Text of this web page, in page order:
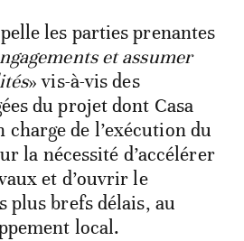
les parties prenantes
et assumer
» vis-à-vis des
du projet dont Casa
charge de l’exécution du
la nécessité d’accélérer
et d’ouvrir le
plus brefs délais, au
local.